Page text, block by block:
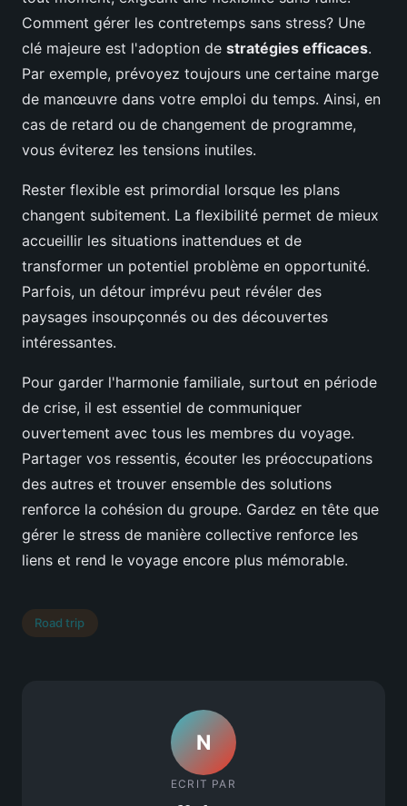
Comment gérer les contretemps sans stress? Une
clé majeure est l'adoption de stratégies efficaces.
Par exemple, prévoyez toujours une certaine marge
de manœuvre dans votre emploi du temps. Ainsi, en
cas de retard ou de changement de programme,
vous éviterez les tensions inutiles.
Rester flexible est primordial lorsque les plans
changent subitement. La flexibilité permet de mieux
accueillir les situations inattendues et de
transformer un potentiel problème en opportunité.
Parfois, un détour imprévu peut révéler des
paysages insoupçonnés ou des découvertes
intéressantes.
Pour garder l'harmonie familiale, surtout en période
de crise, il est essentiel de communiquer
ouvertement avec tous les membres du voyage.
Partager vos ressentis, écouter les préoccupations
des autres et trouver ensemble des solutions
renforce la cohésion du groupe. Gardez en tête que
gérer le stress de manière collective renforce les
liens et rend le voyage encore plus mémorable.
Road trip
N
ECRIT PAR